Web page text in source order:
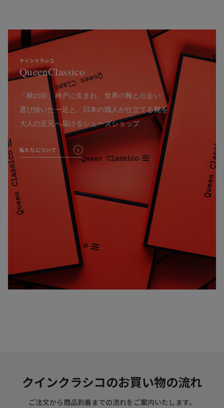
クインクラシコ
QueenClassico
「靴の街」神戸に生まれ、世界の靴と出会い
選び抜いた一足と、日本の職人が仕立てる靴を
大人の足元へ届けるシューズショップ
私たちについて
クインクラシコのお買い物の流れ
ご注文から商品到着までの流れをご案内いたします。